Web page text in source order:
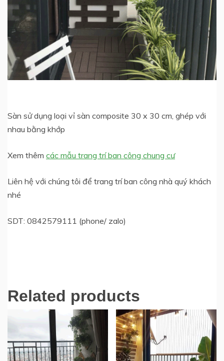
Sàn sử dụng loại vỉ sàn composite 30 x 30 cm, ghép với
nhau bằng khớp
Xem thêm các mẫu trang trí ban công chung cư
Liên hệ với chúng tôi để trang trí ban công nhà quý khách
nhé
SDT: 0842579111 (phone/ zalo)
Related products